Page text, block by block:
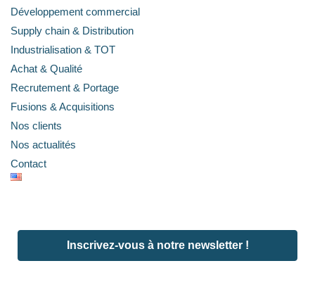
Développement commercial
Supply chain & Distribution
Industrialisation & TOT
Achat & Qualité
Recrutement & Portage
Fusions & Acquisitions
Nos clients
Nos actualités
Contact
Inscrivez-vous à notre newsletter !